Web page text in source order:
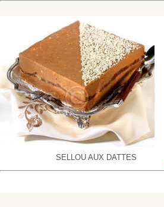
SELLOU AUX DATTES